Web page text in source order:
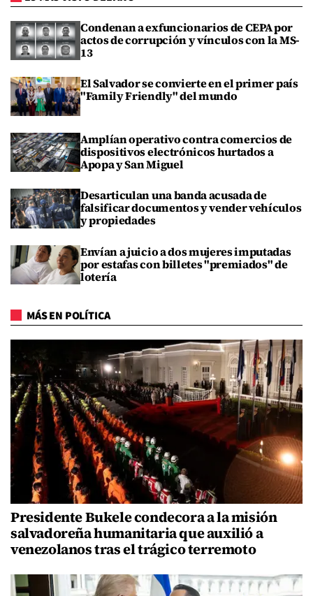
Condenan a exfuncionarios de CEPA por
actos de corrupción y vínculos con la MS-
13
El Salvador se convierte en el primer país
"Family Friendly" del mundo
Amplían operativo contra comercios de
dispositivos electrónicos hurtados a
Apopa y San Miguel
Desarticulan una banda acusada de
falsificar documentos y vender vehículos
y propiedades
Envían a juicio a dos mujeres imputadas
por estafas con billetes "premiados" de
lotería
MÁS EN POLÍTICA
Presidente Bukele condecora a la misión
salvadoreña humanitaria que auxilió a
venezolanos tras el trágico terremoto